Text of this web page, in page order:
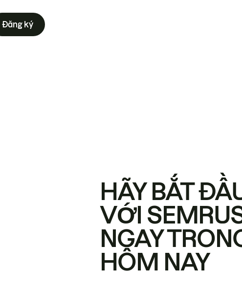
Đăng ký
HÃY BẮT
VỚI
NGAY
HÔM NAY